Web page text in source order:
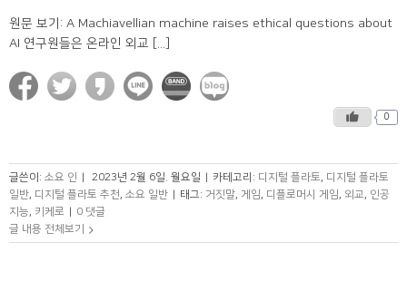
원문 보기: A Machiavellian machine raises ethical questions about
AI 연구원들은 온라인 외교 [...]
0
글쓴이: 소요 인 2023년 2월 6일. 월요일 카테고리: 디지털 플라토, 디지털 플라토
일반, 디지털 플라토 추천, 소요 일반 태그: 거짓말, 게임, 디플로머시 게임, 외교, 인공
지능, 키케로
0 댓글
글 내용 전체보기